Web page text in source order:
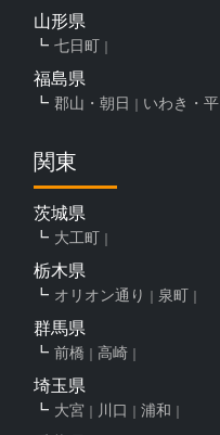
山形県
七日町
福島県
郡山・朝日 いわき・平
関東
茨城県
大工町
栃木県
オリオン通り 泉町
群馬県
前橋 高崎
埼玉県
大宮 川口 浦和